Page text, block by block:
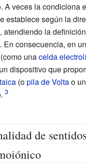
A veces la condiciona
establece según la
, atendiendo la
En consecuencia, en
unacelda
dispositivo que
(opila de Voltao
de